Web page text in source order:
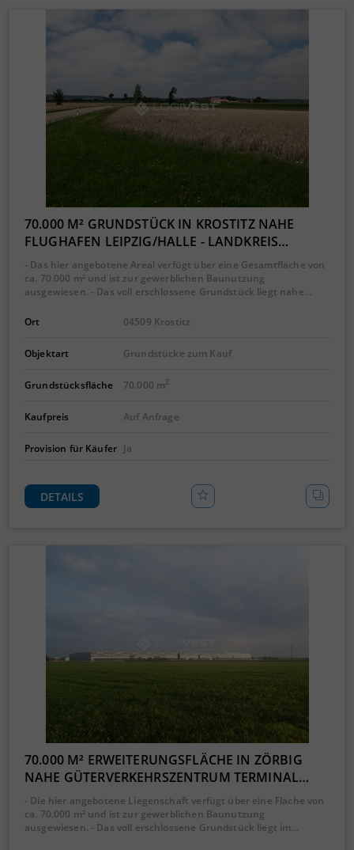
70.000 M² GRUNDSTÜCK IN KROSTITZ NAHE
FLUGHAFEN LEIPZIG/HALLE - LANDKREIS…
- Das hier angebotene Areal verfügt über eine Gesamtfläche von
ca. 70.000 m² und ist zur gewerblichen Baunutzung
ausgewiesen. - Das voll erschlossene Grundstück liegt nahe…
Ort 04509 Krostitz
Objektart Grundstücke zum Kauf
Grundstücksfläche 70.000 m2
Kaufpreis Auf Anfrage
Provision für Käufer Ja
DETAILS
70.000 M² ERWEITERUNGSFLÄCHE IN ZÖRBIG
NAHE GÜTERVERKEHRSZENTRUM TERMINAL…
- Die hier angebotene Liegenschaft verfügt über eine Fläche von
ca. 70.000 m² und ist zur gewerblichen Baunutzung
ausgewiesen. - Das voll erschlossene Grundstück liegt im…